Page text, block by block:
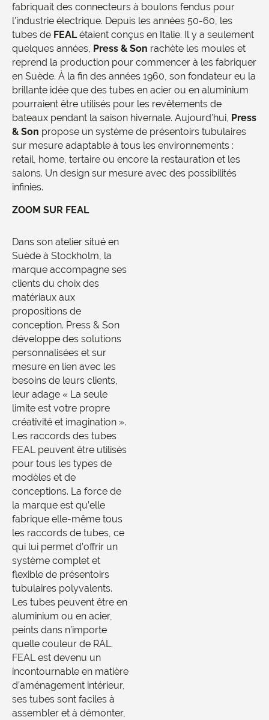
fabriquait des connecteurs à boulons fendus pour
l’industrie électrique. Depuis les années 50-60, les
tubes de FEALétaient conçus en Italie. Il y a seulement
quelques années, Press & Son rachète les moules et
reprend la production pour commencer à les fabriquer
en Suède. À la fin des années 1960, son fondateur eu la
brillante idée que des tubes en acier ou en aluminium
pourraient être utilisés pour les revêtements de
bateaux pendant la saison hivernale. Aujourd’hui, Press
& Son propose un système de présentoirs tubulaires
sur mesure adaptable à tous les environnements :
retail, home, tertaire ou encore la restauration et les
salons. Un design sur mesure avec des possibilités
infinies.
ZOOM SUR FEAL
Dans son atelier situé en
Suède à Stockholm, la
marque accompagne ses
clients du choix des
matériaux aux
propositions de
conception. Press & Son
développe des solutions
personnalisées et sur
mesure en lien avec les
besoins de leurs clients,
leur adage « La seule
limite est votre propre
créativité et imagination ».
Les raccords des tubes
FEAL peuvent être utilisés
pour tous les types de
modèles et de
conceptions. La force de
la marque est qu’elle
fabrique elle-même tous
les raccords de tubes, ce
qui lui permet d’offrir un
système complet et
flexible de présentoirs
tubulaires polyvalents.
Les tubes peuvent être en
aluminium ou en acier,
peints dans n’importe
quelle couleur de RAL.
FEAL est devenu un
incontournable en matière
d’aménagement intérieur,
ses tubes sont faciles à
assembler et à démonter,